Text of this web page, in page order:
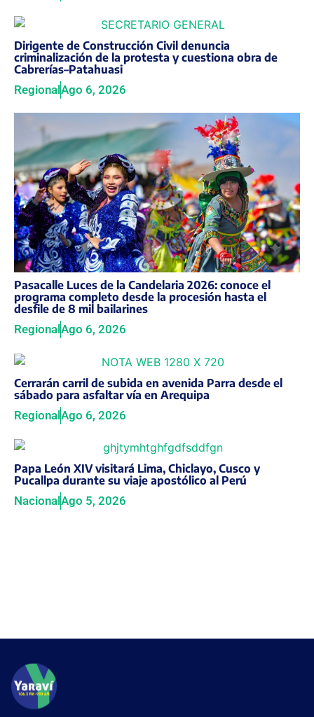
Dirigente de Construcción Civil denuncia
criminalización de la protesta y cuestiona obra de
Cabrerías–Patahuasi
Regional Ago 6, 2026
Pasacalle Luces de la Candelaria 2026: conoce el
programa completo desde la procesión hasta el
desfile de 8 mil bailarines
RegionalAgo 6, 2026
Cerrarán carril de subida en avenida Parra desde el
sábado para asfaltar vía en Arequipa
RegionalAgo 6, 2026
Papa León XIV visitará Lima, Chiclayo, Cusco y
Pucallpa durante su viaje apostólico al Perú
Nacional Ago 5, 2026